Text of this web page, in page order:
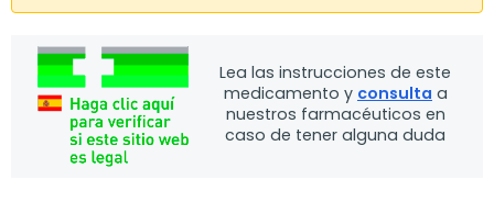
Lea las instrucciones de este
medicamento y consulta a
nuestros farmacéuticos en
caso de tener alguna duda